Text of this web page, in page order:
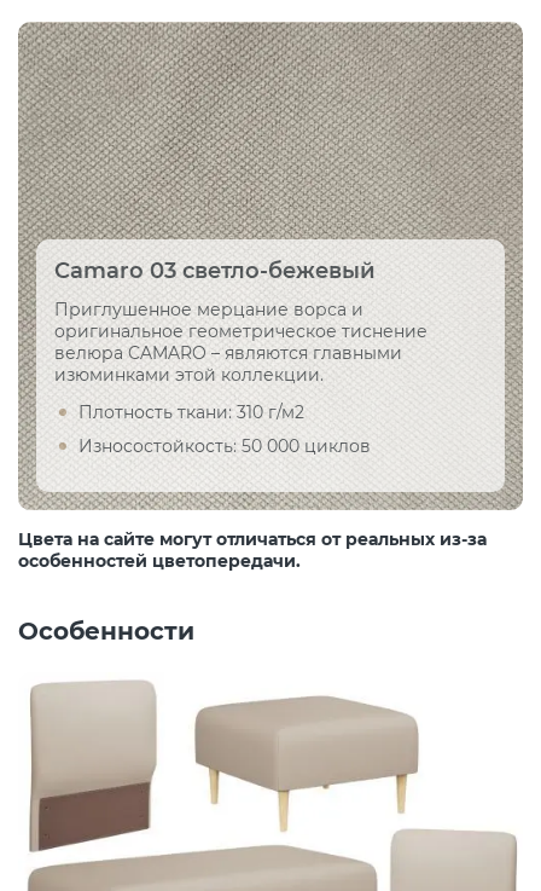
Camaro 03 светло-бежевый
Приглушенное мерцание ворса и
оригинальное геометрическое тиснение
велюра CAMARO – являются главными
изюминками этой коллекции.
Плотность ткани: 310 г/м2
Износостойкость: 50 000 циклов
Цвета на сайте могут отличаться от реальных из-за
особенностей цветопередачи.
Особенности